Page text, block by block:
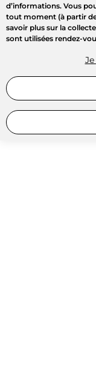
d’informations. Vous
tout moment (à partir de
savoir plus sur la
sont utilisées rendez-